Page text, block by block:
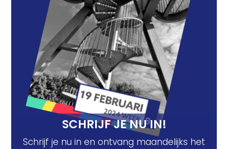
SCHRIJF JE NU IN!
Schrijf je nu in en ontvang maandelijks het